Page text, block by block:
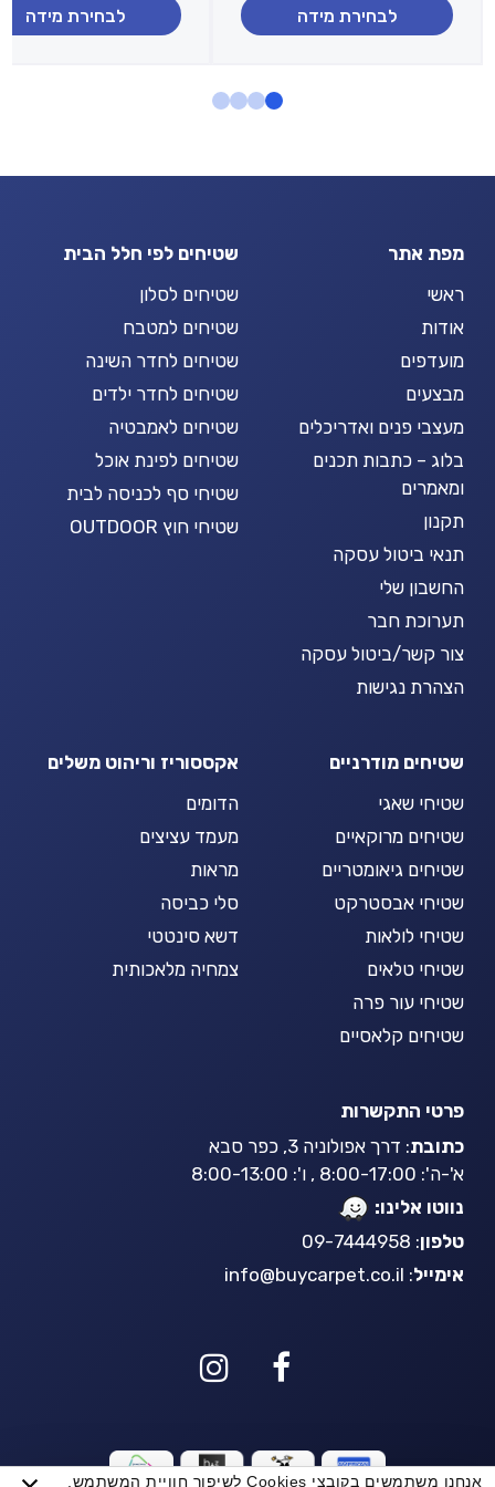
אנחנו משתמשים בקובצי Cookies לשיפור חוויית המשתמש,
⁦₪5,499.00⁩
לבחירת מידה לבחירת מידה
מפת אתר
ראשי
אודות
מועדפים
מבצעים
מעצבי פנים ואדריכלים
בלוג – כתבות תכנים
ומאמרים
תקנון
תנאי ביטול עסקה
החשבון שלי
תערוכת חבר
צור קשר/ביטול עסקה
הצהרת נגישות
שטיחים לפי חלל הבית
שטיחים לסלון
שטיחים למטבח
שטיחים לחדר השינה
שטיחים לחדר ילדים
שטיחים לאמבטיה
שטיחים לפינת אוכל
שטיחי סף לכניסה לבית
שטיחי חוץ OUTDOOR
שטיחים מודרניים
שטיחי שאגי
שטיחים מרוקאיים
שטיחים גיאומטריים
שטיחי אבסטרקט
שטיחי לולאות
שטיחי טלאים
שטיחי עור פרה
שטיחים קלאסיים
אקססוריז וריהוט משלים
הדומים
מעמד עציצים
מראות
סלי כביסה
דשא סינטטי
צמחיה מלאכותית
פרטי התקשרות
כתובת: דרך אפולוניה 3, כפר סבא
א'-ה': 8:00-17:00 , ו': 8:00-13:00
נווטו אלינו:
טלפון: 09-7444958
אימייל:
info@buycarpet.co.il